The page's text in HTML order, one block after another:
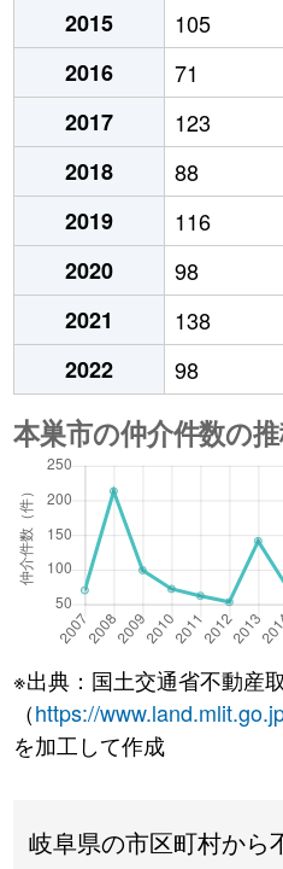
2015
105
2016
71
2017
123
2018
88
2019
116
2020
98
2021
138
2022
98
※出典：国土交通省不動産
（https://
を加工して作成
岐阜県の市区町村から